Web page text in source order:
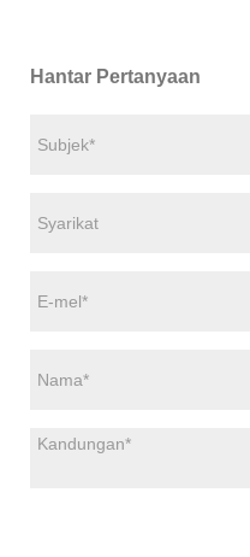
Hantar Pertanyaan